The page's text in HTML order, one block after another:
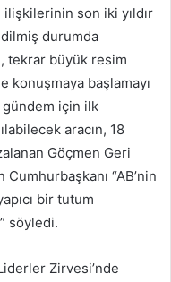
son iki yıldır
durumda
tekrar büyük resim
konuşmaya başlamayı
için ilk
aracın, 18
Göçmen Geri
“AB’nin
bir tutum
söyledi.
Zirvesi’nde